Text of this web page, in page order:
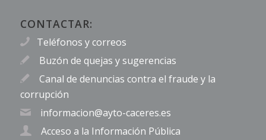
CONTACTAR:
Teléfonos y correos
Buzón de quejas y sugerencias
Canal de denuncias contra el fraude y la
corrupción
informacion@ayto-caceres.es
Acceso a la Información Pública